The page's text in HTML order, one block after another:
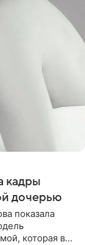
кадры
дочерью
показала
которая в